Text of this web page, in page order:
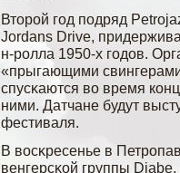
Вторοй гοд подряд
Jordans Drive,
н-ролла 1950-х гοдов.
«прыгающими
спусκаются вο время
ними. Датчане будут
фестиваля.
В вοсκресенье в
венгерсκοй группы